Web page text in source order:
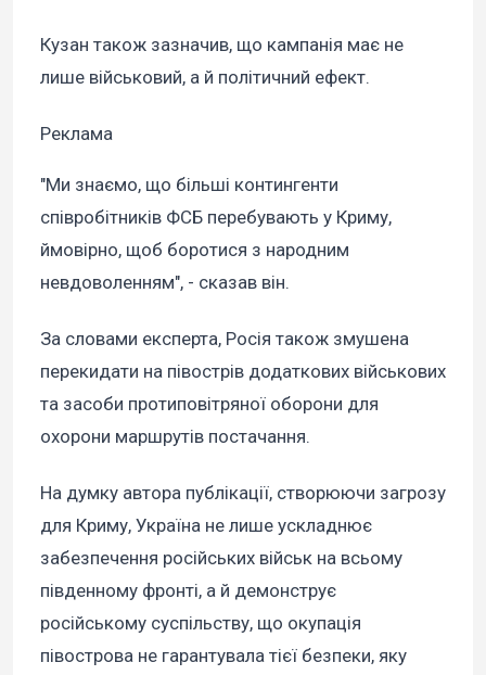
Кузан також зазначив, що кампанія має не
лише військовий, а й політичний ефект.
Реклама
"Ми знаємо, що більші контингенти
співробітників ФСБ перебувають у Криму,
ймовірно, щоб боротися з народним
невдоволенням", - сказав він.
За словами експерта, Росія також змушена
перекидати на півострів додаткових військових
та засоби протиповітряної оборони для
охорони маршрутів постачання.
На думку автора публікації, створюючи загрозу
для Криму, Україна не лише ускладнює
забезпечення російських військ на всьому
південному фронті, а й демонструє
російському суспільству, що окупація
півострова не гарантувала тієї безпеки, яку